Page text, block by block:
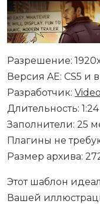
Разрешение:
Версия AE: CS5 и
Разработчик:
Длительность: 1:24
Заполнители: 25
Плагины не
Размер архива:
Этот шаблон
Вашей